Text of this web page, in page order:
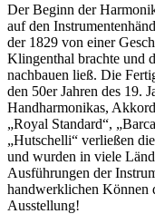
Der Beginn der
auf den
der 1829 von einer
Klingenthal brachte und
nachbauen ließ. Die
den 50er Jahren des 19.
Handharmonikas,
„Royal Standard“,
„Hutschelli“ verließen
und wurden in viele
Ausführungen der
handwerklichen Können
Ausstellung!